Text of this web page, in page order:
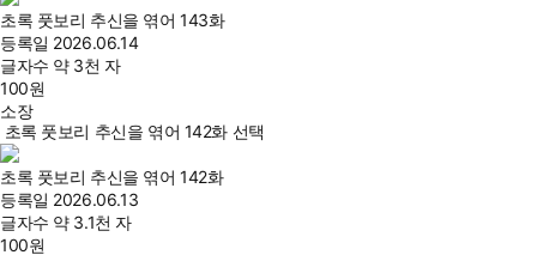
초록 풋보리 추신을 엮어 143화
등록일 2026.06.14
글자수 약 3천 자
100원
소장
초록 풋보리 추신을 엮어 142화 선택
초록 풋보리 추신을 엮어 142화
등록일 2026.06.13
글자수 약 3.1천 자
100원